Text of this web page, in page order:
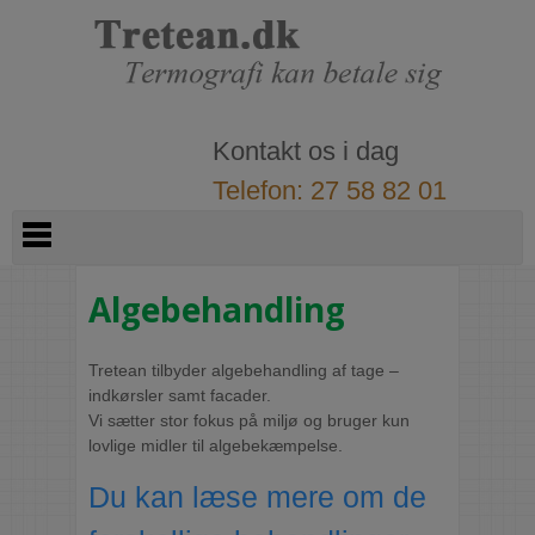
Kontakt os i dag
Telefon: 27 58 82 01
Algebehandling
Tretean tilbyder algebehandling af tage –
indkørsler samt facader.​
Vi sætter stor fokus på miljø og bruger kun
lovlige midler til algebekæmpelse.​
Du kan læse mere om de